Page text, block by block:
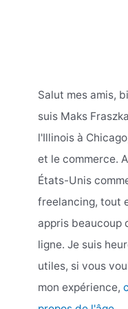
Salut mes amis,
suis Maks
l'Illinois à
et le commerce.
États-Unis
freelancing, tout
appris beaucoup
ligne. Je suis
utiles, si vous
mon expérience,